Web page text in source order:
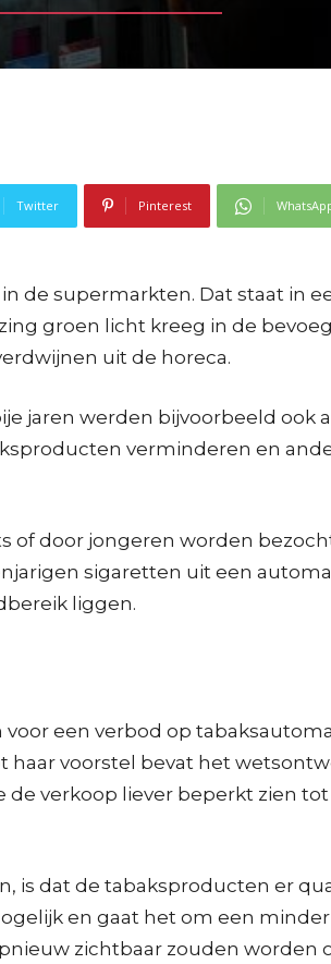
Twitter Pinterest
de supermarkten. Dat staat in
groen licht kreeg in de
uit de horeca.
jaren werden bijvoorbeeld ook
verminderen en
of door jongeren worden
sigaretten uit een
liggen.
voor een verbod op
voorstel bevat het
verkoop liever beperkt zien
dat de tabaksproducten er
en gaat het om een
zichtbaar zouden worden